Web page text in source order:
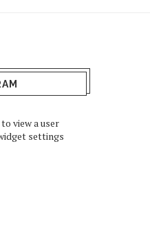
view a user
settings